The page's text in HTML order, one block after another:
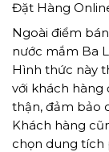
Đặt Hàng
Ngoài điểm
nước mắm Ba
Hình thức này
với khách hàng
thận, đảm bảo
Khách hàng
chọn dung tích